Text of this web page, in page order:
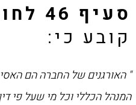
סעיף 46 לחוק החברות
קובע כי:
"האורגנים של החברה הם
המנהל הכללי וכל מי שעל פי